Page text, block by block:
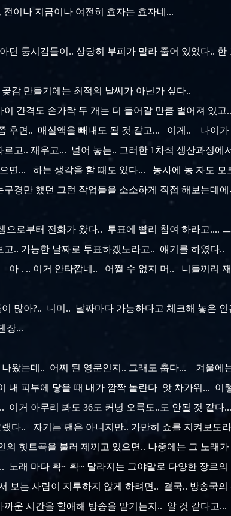
이나 지금이나 여전히 효자는 효자네...
던 둥시감들이.. 상당히 부피가 말라 줄어 있었다..
감 만들기에는 최적의 날씨가 아닌가 싶다..
간격도 손가락 두 개는 더 들어갈 만큼 벌어져 있
후면.. 매실액을 빼내도 될 것 같고... 이게.. 나이
고.. 재우고... 널어 놓는.. 그러한 1차적 생산과정에
면... 하는 생각을 할 때도 있다... 농사에 농 자도 모
경만 했던 그런 작업들을 소소하게 직접 해보는데
로부터 전화가 왔다.. 투표에 빨리 참여 하라고....
고.. 가능한 날짜로 투표하겠노라고.. 얘기를 하였다
아 . .. 이거 안타깝네.. 어쩔 수 없지 머.. 니들끼리
많아?.. 니미.. 날짜마다 가능하다고 체크해 놓은
장...
왔는데.. 어찌 된 영문인지.. 그래도 춥다... 겨울에
내 피부에 닿을 때 내가 깜짝 놀란다 앗 차가워... 이
이거 아무리 봐도 36도 커녕 오륙도..도 안될 것 같
다.. 자기는 팬은 아니지만.. 가만히 쇼를 지켜보도
힛트곡을 불러 제끼고 있으면.. 나중에는 그 노래
노래 마다 확~ 확~ 달라지는 그야말로 다양한 장르
보는 사람이 지루하지 않게 하려면.. 결국.. 방송국
운 시간을 할애해 방송을 맡기는지.. 알 것 같다고...